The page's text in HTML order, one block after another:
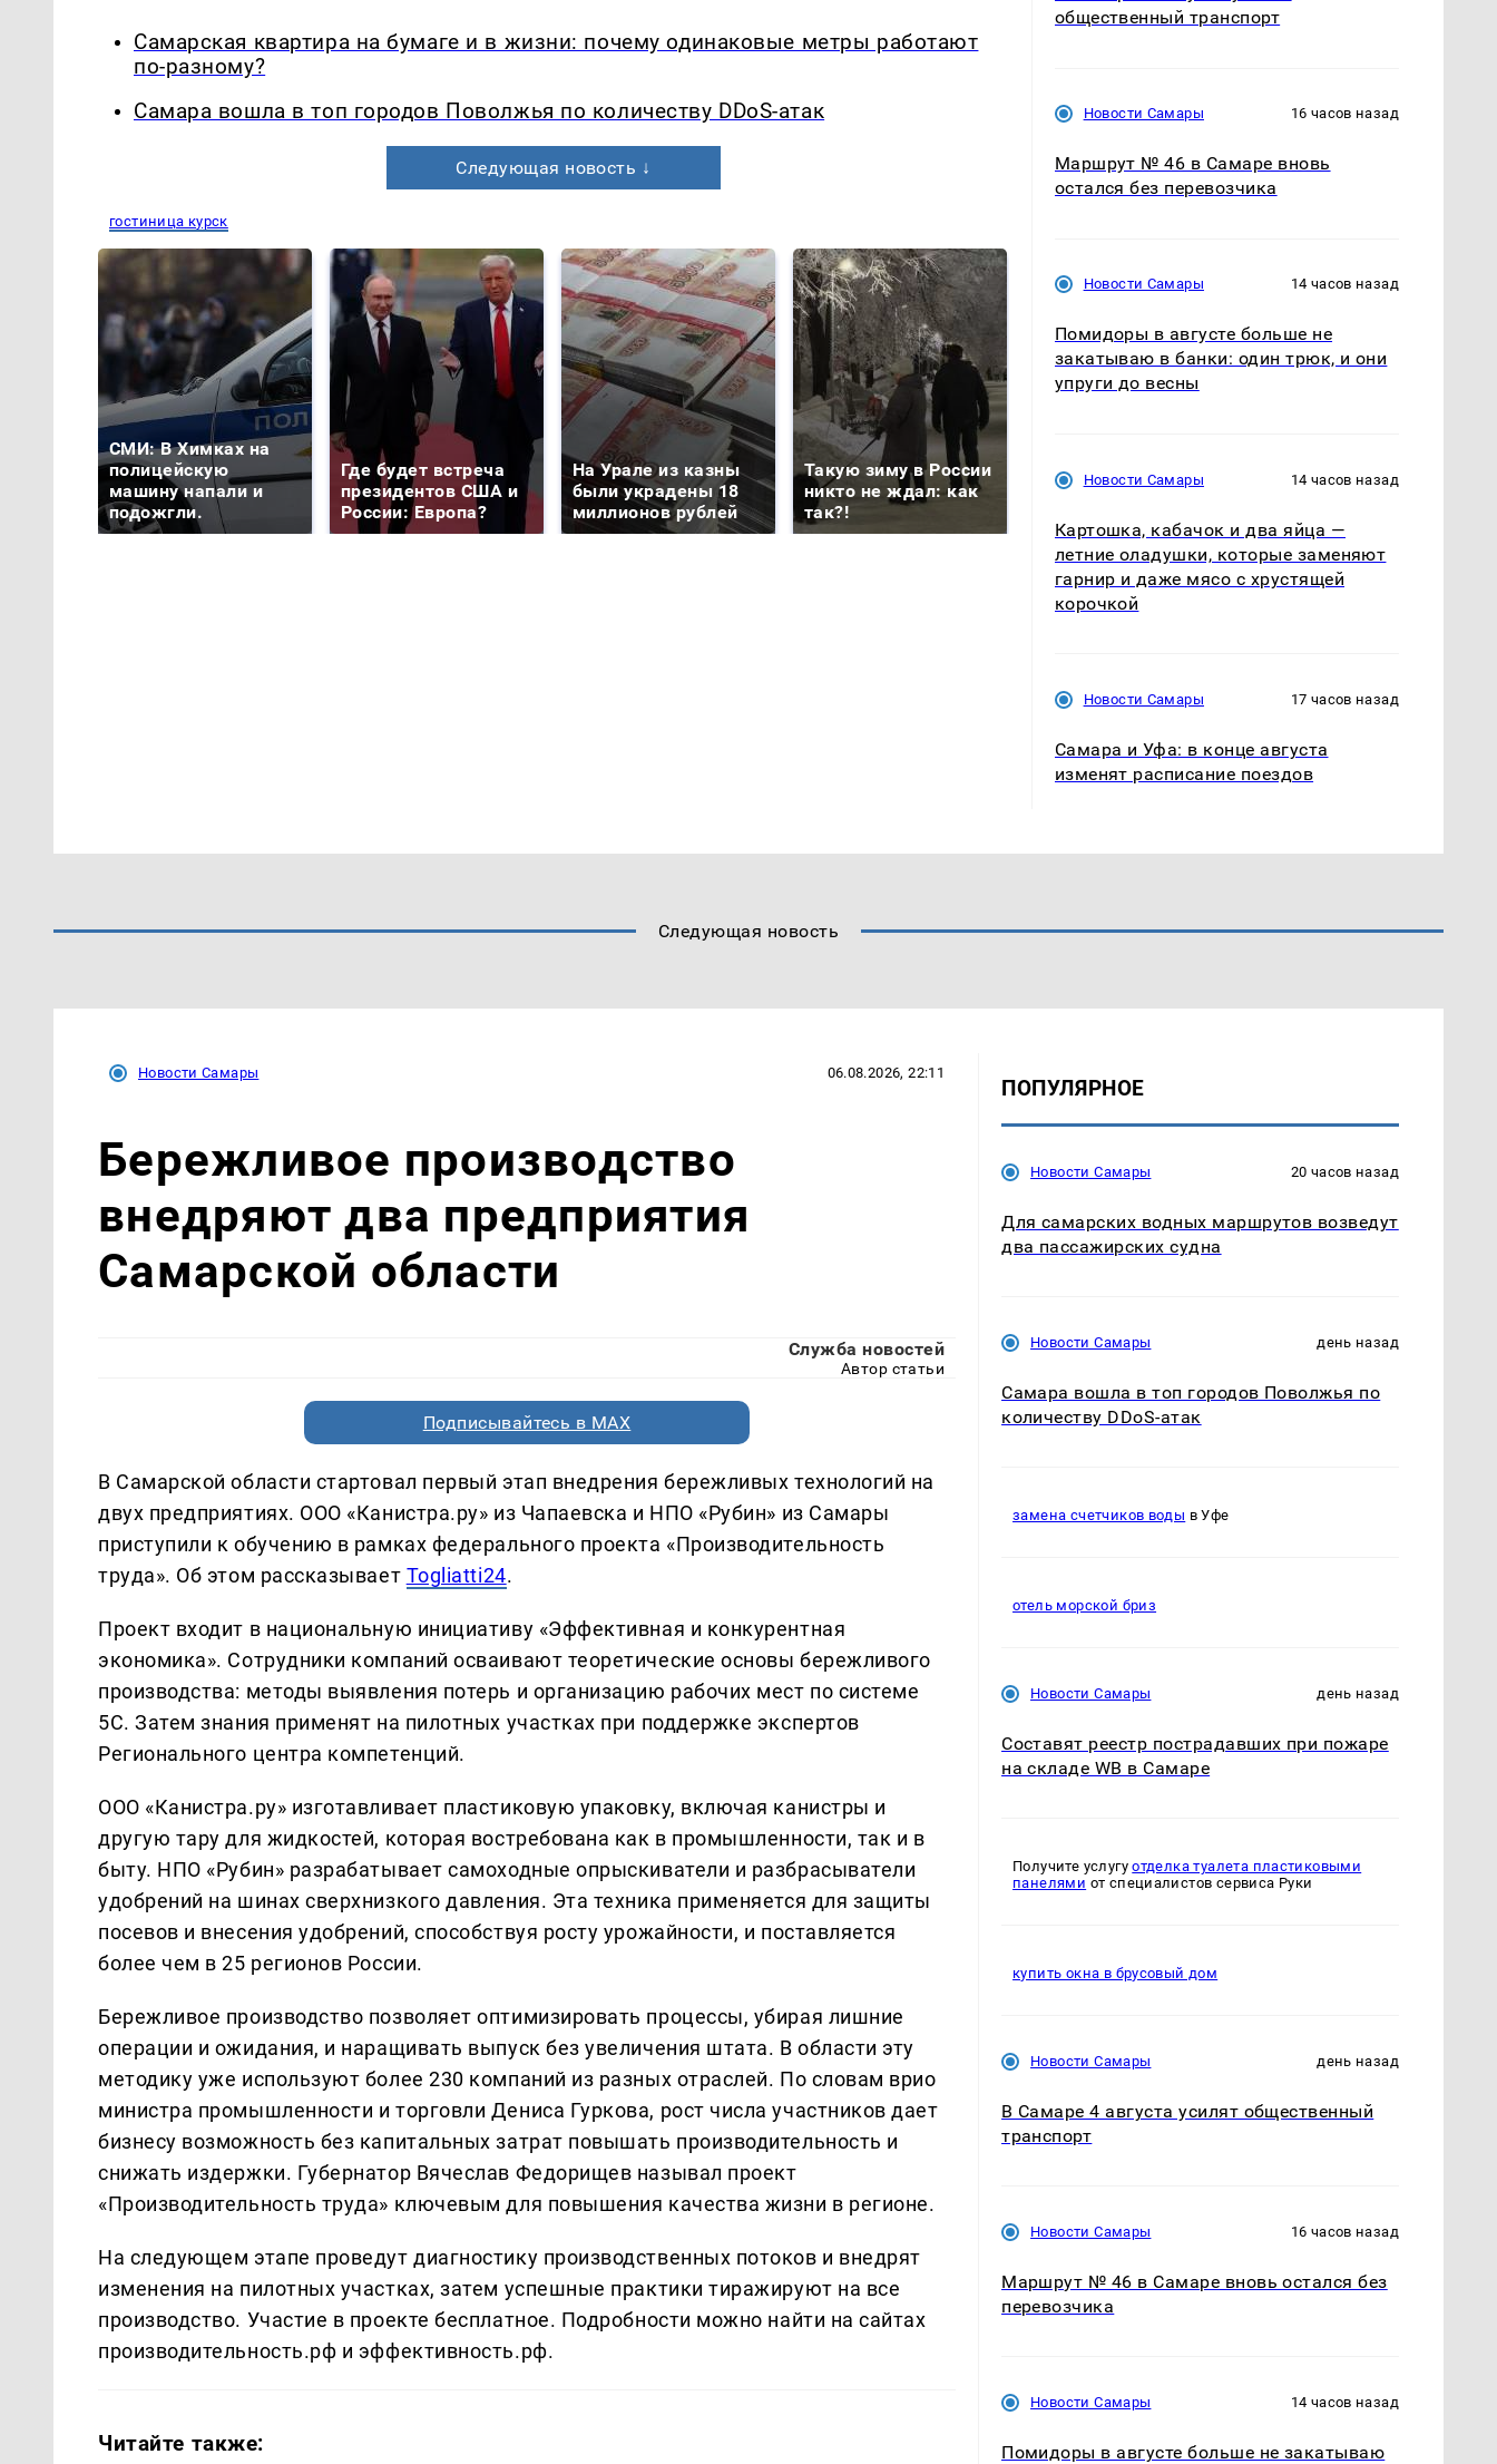
Самарская квартира на бумаге и в жизни: почему одинаковые метры работают
по-разному?
Самара вошла в топ городов Поволжья по количеству DDoS-атак
Следующая новость ↓
гостиница курск
СМИ: В Химках на
полицейскую
машину напали и
подожгли.
Где будет встреча
президентов США и
России: Европа?
На Урале из казны
были украдены 18
миллионов рублей
Такую зиму в России
никто не ждал: как
так?!
Как выглядит место
Не ешьте эту
готовую еду из
общественный транспорт
Новости Самары 16 часов назад
Маршрут № 46 в Самаре вновь
остался без перевозчика
Новости Самары 14 часов назад
Помидоры в августе больше не
закатываю в банки: один трюк, и они
упруги до весны
Новости Самары 14 часов назад
Картошка, кабачок и два яйца —
летние оладушки, которые заменяют
гарнир и даже мясо с хрустящей
корочкой
Новости Самары 17 часов назад
Самара и Уфа: в конце августа
изменят расписание поездов
Следующая новость
Новости Самары 06.08.2026, 22:11
Бережливое производство
внедряют два предприятия
Самарской области
Служба новостей
Автор статьи
Подписывайтесь в MAX
В Самарской области стартовал первый этап внедрения бережливых технологий на
двух предприятиях. ООО «Канистра.ру» из Чапаевска и НПО «Рубин» из Самары
приступили к обучению в рамках федерального проекта «Производительность
труда». Об этом рассказывает Togliatti24.
Проект входит в национальную инициативу «Эффективная и конкурентная
экономика». Сотрудники компаний осваивают теоретические основы бережливого
производства: методы выявления потерь и организацию рабочих мест по системе
5С. Затем знания применят на пилотных участках при поддержке экспертов
Регионального центра компетенций.
ООО «Канистра.ру» изготавливает пластиковую упаковку, включая канистры и
другую тару для жидкостей, которая востребована как в промышленности, так и в
быту. НПО «Рубин» разрабатывает самоходные опрыскиватели и разбрасыватели
удобрений на шинах сверхнизкого давления. Эта техника применяется для защиты
посевов и внесения удобрений, способствуя росту урожайности, и поставляется
более чем в 25 регионов России.
Бережливое производство позволяет оптимизировать процессы, убирая лишние
операции и ожидания, и наращивать выпуск без увеличения штата. В области эту
методику уже используют более 230 компаний из разных отраслей. По словам врио
министра промышленности и торговли Дениса Гуркова, рост числа участников дает
бизнесу возможность без капитальных затрат повышать производительность и
снижать издержки. Губернатор Вячеслав Федорищев называл проект
«Производительность труда» ключевым для повышения качества жизни в регионе.
На следующем этапе проведут диагностику производственных потоков и внедрят
изменения на пилотных участках, затем успешные практики тиражируют на все
производство. Участие в проекте бесплатное. Подробности можно найти на сайтах
производительность.рф и эффективность.рф.
Читайте также:
ПОПУЛЯРНОЕ
Новости Самары 20 часов назад
Для самарских водных маршрутов возведут
два пассажирских судна
Новости Самары день назад
Самара вошла в топ городов Поволжья по
количеству DDoS-атак
замена счетчиков воды в Уфе
отель морской бриз
Новости Самары день назад
Составят реестр пострадавших при пожаре
на складе WB в Самаре
Получите услугуотделка туалета пластиковыми
панелями от специалистов сервиса Руки
купить окна в брусовый дом
Новости Самары день назад
В Самаре 4 августа усилят общественный
транспорт
Новости Самары 16 часов назад
Маршрут № 46 в Самаре вновь остался без
перевозчика
Новости Самары 14 часов назад
Помидоры в августе больше не закатываю